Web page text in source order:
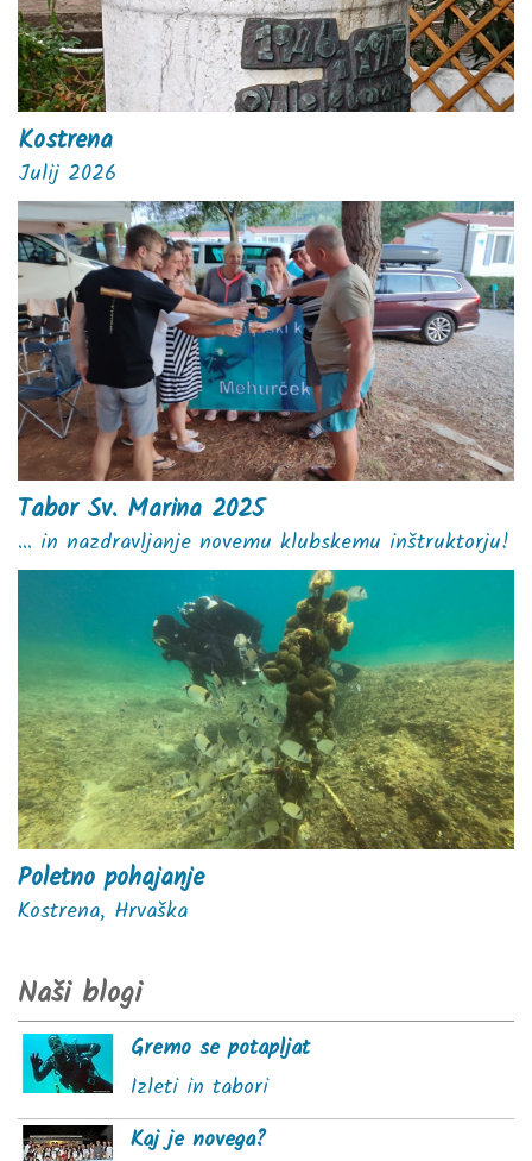
Kostrena
Julij 2026
Tabor Sv. Marina 2025
... in nazdravljanje novemu klubskemu inštruktorju!
Poletno pohajanje
Kostrena, Hrvaška
Naši blogi
Gremo se potapljat
Izleti in tabori
Kaj je novega?